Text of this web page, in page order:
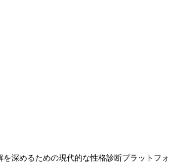
深めるための現代的な性格診断プラットフォ